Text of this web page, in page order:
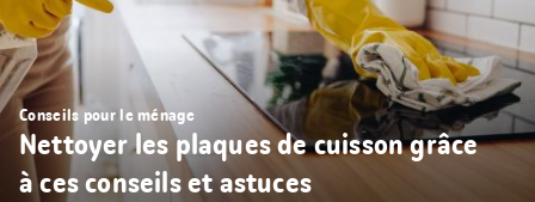
Conseils pour le ménage
Nettoyer les plaques de cuisson grâce
à ces conseils et astuces